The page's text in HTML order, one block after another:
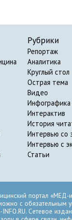
Рубрики
Репортаж
Аналитика
Круглый стол
Острая тема
Видео
Инфографика
Интерактив
История
Интервью со
Интервью с
Статьи
портал «МЕД-
с обязательным
INFO.RU. Сетевое